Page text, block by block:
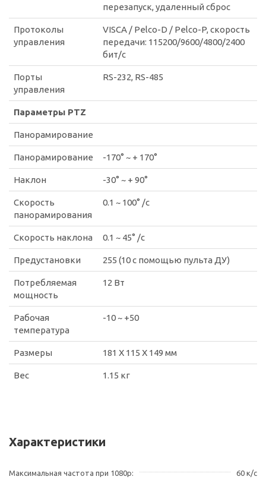
перезапуск, удаленный сброс
Протоколы
управления
VISCA / Pelco-D / Pelco-P, скорость
передачи: 115200/9600/4800/2400
бит/с
Порты
управления
RS-232, RS-485
Параметры PTZ
Панорамирование
Панорамирование -170° ~ + 170°
Наклон -30° ~ + 90°
Скорость
панорамирования
0.1 ~ 100° /с
Скорость наклона 0.1 ~ 45° /с
Предустановки 255 (10 с помощью пульта ДУ)
Потребляемая
мощность
12 Вт
Рабочая
температура
-10 ~ +50
Размеры 181 X 115 X 149 мм
Вес 1.15 кг
Характеристики
Максимальная частота при 1080p 60 к/с